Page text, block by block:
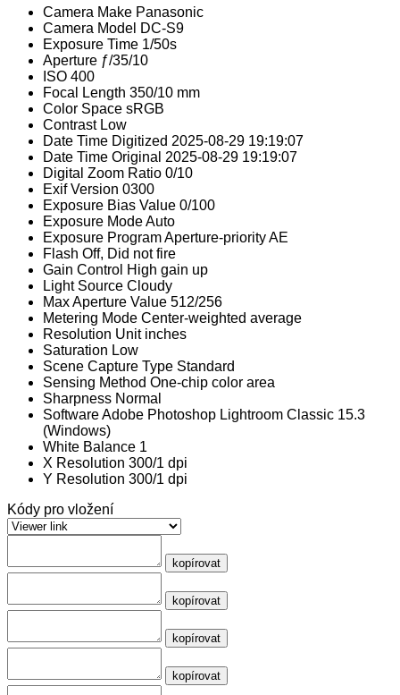
Camera Make Panasonic
Camera Model DC-S9
Exposure Time 1/50s
Aperture ƒ/35/10
ISO 400
Focal Length 350/10 mm
Color Space sRGB
Contrast Low
Date Time Digitized 2025-08-29 19:19:07
Date Time Original 2025-08-29 19:19:07
Digital Zoom Ratio 0/10
Exif Version 0300
Exposure Bias Value 0/100
Exposure ModeAuto
Exposure ProgramAperture-priority AE
Flash Off, Did not fire
Gain Control High gain up
Light Source Cloudy
Max Aperture Value 512/256
Metering Mode Center-weighted average
Resolution Unit inches
Saturation Low
Scene Capture Type Standard
Sensing Method One-chip color area
Sharpness Normal
SoftwareAdobe Photoshop Lightroom Classic 15.3
(Windows)
White Balance 1
X Resolution 300/1 dpi
Y Resolution 300/1 dpi
Kódy pro vložení
kopírovat
kopírovat
kopírovat
kopírovat